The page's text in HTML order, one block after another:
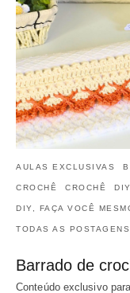
AULAS EXCLUSIVAS
CROCHÊ CROCHÊ DIY
DIY, FAÇA VOCÊ
TODAS AS POSTAGENS
Barrado de
Conteúdo exclusivo